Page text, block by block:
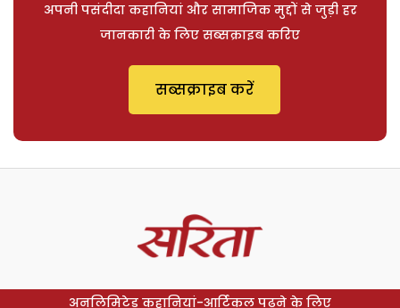
अपनी पसंदीदा कहानियां और सामाजिक मुद्दों से जुड़ी हर
जानकारी के लिए सब्सक्राइब करिए
सब्सक्राइब करें
अनलिमिटेड कहानियां-आर्टिकल पढ़ने के लिए